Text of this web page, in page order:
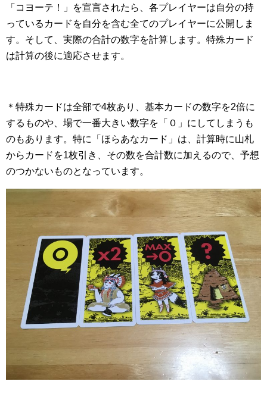
「コヨーテ！」を宣言されたら、各プレイヤーは自分の持
っているカードを自分を含む全てのプレイヤーに公開しま
す。そして、実際の合計の数字を計算します。特殊カード
は計算の後に適応させます。
＊特殊カードは全部で4枚あり、基本カードの数字を2倍に
するものや、場で一番大きい数字を「０」にしてしまうも
のもあります。特に「ほらあなカード」は、計算時に山札
からカードを1枚引き、その数を合計数に加えるので、予想
のつかないものとなっています。